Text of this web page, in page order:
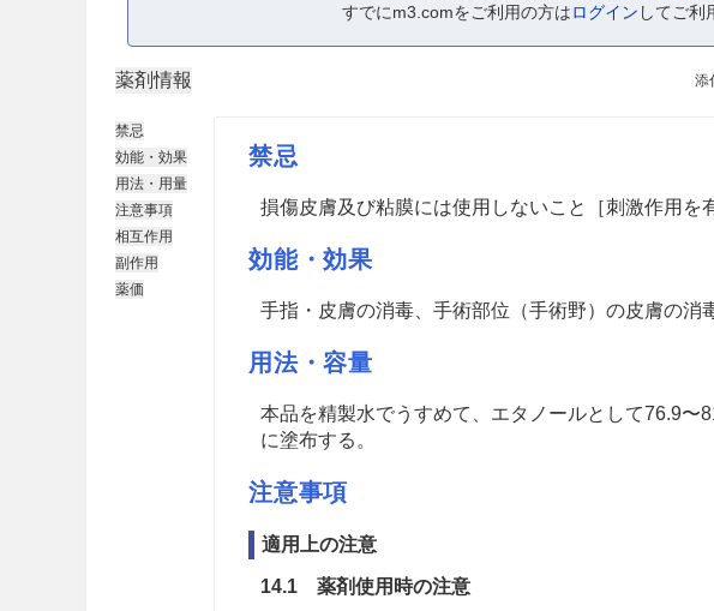
すでにm3.comをご利用の方はログイン してご利
薬剤情報 添
禁忌
効能・効果
用法・用量
注意事項
相互作用
副作用
薬価
禁忌
損傷皮膚及び粘膜には使用しないこと［刺激作用を
効能・効果
手指・皮膚の消毒、手術部位（手術野）の皮膚の消
用法・容量
本品を精製水でうすめて、エタノールとして76.9〜
に塗布する。
注意事項
適用上の注意
14.1 薬剤使用時の注意